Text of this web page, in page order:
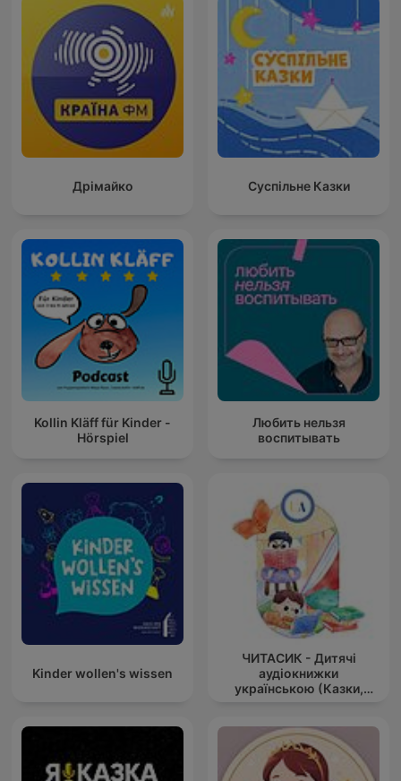
Дрімайко Суспільне Казки
Kollin Kläff für Kinder -
Hörspiel
Любить нельзя
воспитывать
Kinder wollen's wissen
ЧИТАСИК - Дитячі
аудіокнижки
українською (Казки,